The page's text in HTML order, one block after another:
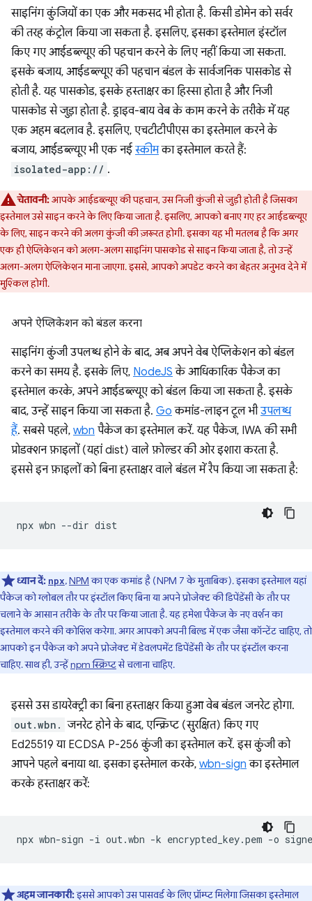
साइनिंग कुंजियों का एक और मकसद भी होता है. किसी डोमेन को सर्वर
की तरह कंट्रोल किया जा सकता है. इसलिए, इसका इस्तेमाल इंस्टॉल
किए गए आईडब्ल्यूए की पहचान करने के लिए नहीं किया जा सकता.
इसके बजाय, आईडब्ल्यूए की पहचान बंडल के सार्वजनिक पासकोड से
होती है. यह पासकोड, इसके हस्ताक्षर का हिस्सा होता है और निजी
पासकोड से जुड़ा होता है. ड्राइव-बाय वेब के काम करने के तरीके में यह
एक अहम बदलाव है. इसलिए, एचटीटीपीएस का इस्तेमाल करने के
बजाय, आईडब्ल्यूए भी एक नई स्कीमका इस्तेमाल करते हैं:
isolated-app:// .
चेतावनी:आपके आईडब्ल्यूए की पहचान, उस निजी कुंजी से जुड़ी होती है जिसका
इस्तेमाल उसे साइन करने के लिए किया जाता है. इसलिए, आपको बनाए गए हर आईडब्ल्यूए
के लिए, साइन करने की अलग कुंजी की ज़रूरत होगी. इसका यह भी मतलब है कि अगर
एक ही ऐप्लिकेशन को अलग-अलग साइनिंग पासकोड से साइन किया जाता है, तो उन्हें
अलग-अलग ऐप्लिकेशन माना जाएगा. इससे, आपको अपडेट करने का बेहतर अनुभव देने में
मुश्किल होगी.
अपने ऐप्लिकेशन को बंडल करना
साइनिंग कुंजी उपलब्ध होने के बाद, अब अपने वेब ऐप्लिकेशन को बंडल
करने का समय है. इसके लिए, NodeJS के आधिकारिक पैकेज का
इस्तेमाल करके, अपने आईडब्ल्यूए को बंडल किया जा सकता है. इसके
बाद, उन्हें साइन किया जा सकता है. Go कमांड-लाइन टूल भीउपलब्ध
हैं. सबसे पहले, wbn पैकेज का इस्तेमाल करें. यह पैकेज, IWA की सभी
प्रोडक्शन फ़ाइलों (यहां dist) वाले फ़ोल्डर की ओर इशारा करता है.
इससे इन फ़ाइलों को बिना हस्ताक्षर वाले बंडल में रैप किया जा सकता है:
npx wbn --dir
ध्यान दें: npx,NPMका एक कमांड है (NPM 7 के मुताबिक). इसका इस्तेमाल यहां
पैकेज को ग्लोबल तौर पर इंस्टॉल किए बिना या अपने प्रोजेक्ट की डिपेंडेंसी के तौर पर
चलाने के आसान तरीके के तौर पर किया जाता है. यह हमेशा पैकेज के नए वर्शन का
इस्तेमाल करने की कोशिश करेगा. अगर आपको अपनी बिल्ड में एक जैसा कॉन्टेंट चाहिए, तो
आपको इन पैकेज को अपने प्रोजेक्ट में डेवलपमेंट डिपेंडेंसी के तौर पर इंस्टॉल करना
चाहिए. साथ ही, उन्हेंnpm स्क्रिप्टसे चलाना चाहिए.
इससे उस डायरेक्ट्री का बिना हस्ताक्षर किया हुआ वेब बंडल जनरेट होगा.
out.wbn. जनरेट होने के बाद, एन्क्रिप्ट (सुरक्षित) किए गए
Ed25519 या ECDSA P-256 कुंजी का इस्तेमाल करें. इस कुंजी को
आपने पहले बनाया था. इसका इस्तेमाल करके, wbn-sign का इस्तेमाल
करके हस्ताक्षर करें:
npx wbn-sign -i out.wbn -k encrypted_key.pem -o
अहम जानकारी:इससे आपको उस पासवर्ड के लिए प्रॉम्प्ट मिलेगा जिसका इस्तेमाल